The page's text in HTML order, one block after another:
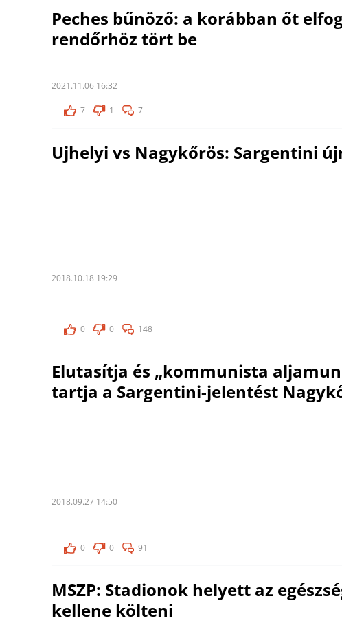
Peches bűnöző: a korábban őt
rendőrhöz tört be
2021.11.06 16:32
7 1 7
Ujhelyi vs Nagykőrös: Sargentini
2018.10.18 19:29
0 0 148
Elutasítja és „kommunista
tartja a Sargentini-jelentést
2018.09.27 14:50
0 0 91
MSZP: Stadionok helyett az
kellene költeni